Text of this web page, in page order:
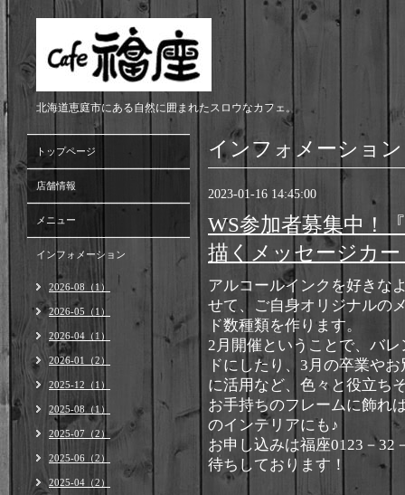
北海道恵庭市にある自然に囲まれたスロウなカフェ。
インフォメーション
2023-01-16 14:45:00
WS参加者募集中！
描くメッセージカ
アルコールインクを好きな
せて、ご自身オリジナルの
ド数種類を作ります。
2月開催ということで、バ
ドにしたり、3月の卒業や
に活用など、色々と役立ち
お手持ちのフレームに飾れ
のインテリアにも♪
お申し込みは福座0123－32
待ちしております！
トップページ
店舗情報
メニュー
インフォメーション
2026-08（1）
2026-05（1）
2026-04（1）
2026-01（2）
2025-12（1）
2025-08（1）
2025-07（2）
2025-06（2）
2025-04（2）